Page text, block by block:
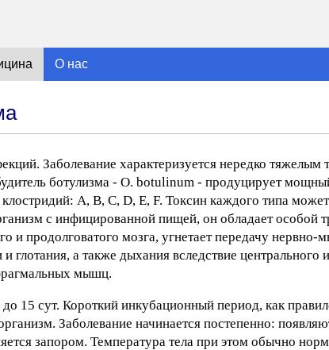
О нас
Заболевание характеризуется нередко тяжелым
ботулизма - О. botulinum - продуцирует
А, В, С, D, E, F. Токсин каждого типа
с инфицированной пищей, он обладает особой
и продолговатого мозга, угнетает передачу
глотания, а также дыхания вследствие центрального и
мышц.
15 сут. Короткий инкубационный период, как
Заболевание начинается постепенно:
запором. Температура тела при этом обычно